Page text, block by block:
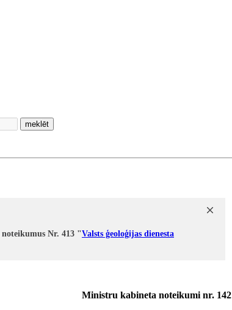
meklēt
Nr. 413 "Valsts ģeoloģijas dienesta
Ministru kabineta noteikumi nr. 142